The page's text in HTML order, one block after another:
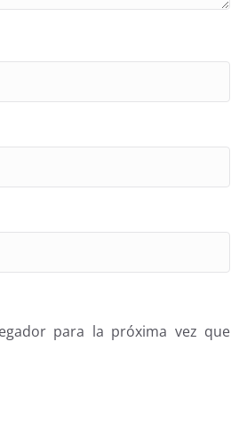
para la próxima vez que